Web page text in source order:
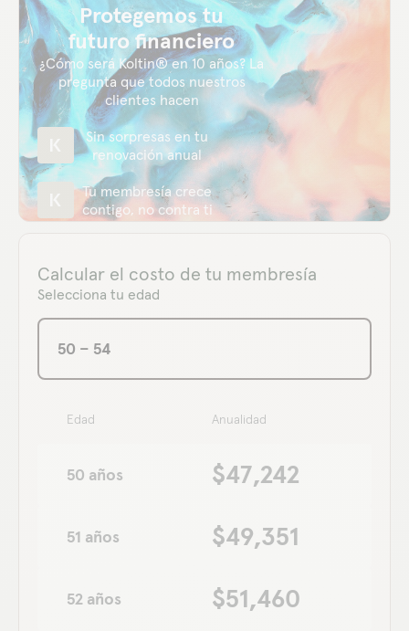
Protegemos tu
futuro financiero
¿Cómo será Koltin® en 10 años? La
pregunta que todos nuestros
clientes hacen
Sin sorpresas en tu
renovación anual
Tu membresía crece
contigo, no contra ti
basados en prevención
Calcular el costo de tu membresía
Selecciona tu edad
50 – 54
Edad Anualidad
50 años $47,242
51 años $49,351
52 años $51,460